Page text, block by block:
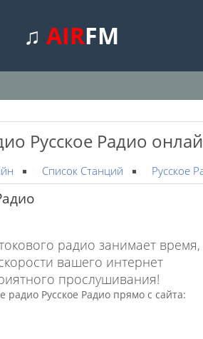
♫AIRFM
Русское Радио
Список Станций Русское
радио занимает время,
вашего интернет
прослушивания!
радио Русское Радио прямо с сайта: